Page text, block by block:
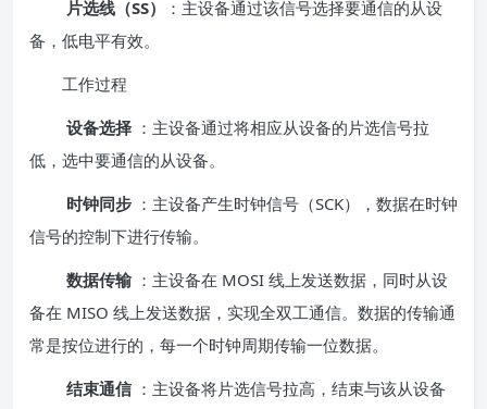
片选线（SS）
：主设备通过该信号选择要通信的从设
备，低电平有效。
工作过程
设备选择 ：主设备通过将相应从设备的片选信号拉
低，选中要通信的从设备。
时钟同步 ：主设备产生时钟信号（SCK），数据在时钟
信号的控制下进行传输。
数据传输 ：主设备在 MOSI 线上发送数据，同时从设
备在 MISO 线上发送数据，实现全双工通信。数据的传输通
常是按位进行的，每一个时钟周期传输一位数据。
结束通信 ：主设备将片选信号拉高，结束与该从设备